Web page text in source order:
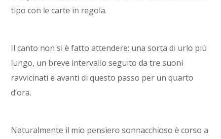
tipo con le carte in regola.
Il canto non si è fatto attendere: una sorta di urlo più
lungo, un breve intervallo seguito da tre suoni
ravvicinati e avanti di questo passo per un quarto
d’ora.
Naturalmente il mio pensiero sonnacchioso è corso a